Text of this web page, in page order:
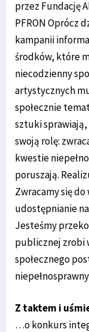
przez Fundację
PFRON Oprócz
kampanii
środków, które
niecodzienny
artystycznych
społecznie
sztuki sprawiają,
swoją rolę:
kwestie
poruszają.
Zwracamy się do
udostępnianie
Jesteśmy
publicznej zrobi
społecznego
Z taktem i
…o konkurs